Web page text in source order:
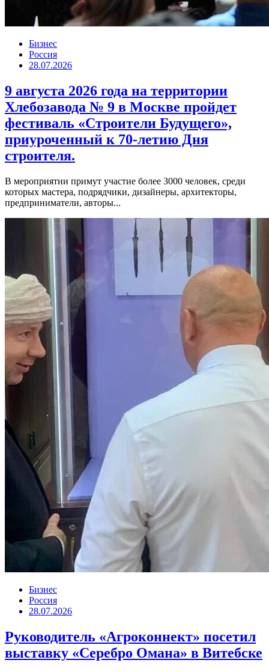
Бизнес
Россия
28.07.2026
9 августа 2026 года на территории
Хлебозавода № 9 в Москве пройдет
фестиваль «Строители Будущего»,
приуроченный к 70-летию Дня
строителя.
В мероприятии примут участие более 3000 человек, среди
которых мастера, подрядчики, дизайнеры, архитекторы,
предприниматели, авторы...
Бизнес
Россия
28.07.2026
Руководитель «Агроконнект» посетил
выставку «Серебро Омана» в Витебске